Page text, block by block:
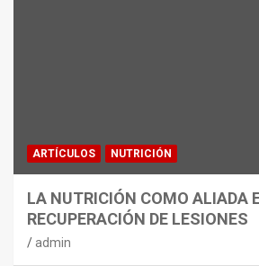
ARTÍCULOS NUTRICIÓN
LA NUTRICIÓN COMO ALIADA
RECUPERACIÓN DE LESIONES
admin